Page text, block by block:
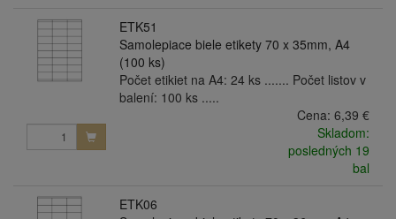
ETK51
Samolepiace biele etikety 70 x 35mm, A4
(100 ks)
Počet etikiet na A4: 24 ks ....... Počet listov v
balení: 100 ks .....
Cena: 6,39 €
Skladom:
posledných 19
bal
ETK06